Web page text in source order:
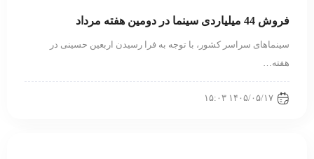
فروش 44 میلیاردی سینما در دومین هفته مرداد
سینماهای سراسر کشور، با توجه به فرا رسیدن اربعین حسینی در
هفته‌…
۱۴۰۵/۰۵/۱۷ ۱۵:۰۳